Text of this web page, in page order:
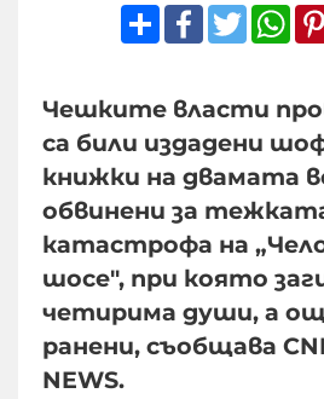
ShareFacebook
Twitter
Чешките власти
са били издадени
книжки на двамата
обвинени за
катастрофа на
шосе", при която
четирима души, а
ранени, съобщава
NEWS.